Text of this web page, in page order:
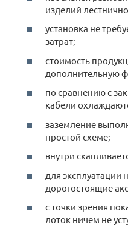
изделий
установка не
затрат;
стоимость
дополнительную
по сравнению с
кабели
заземление
простой схеме;
внутри
для эксплуатации
дорогостоящие
с точки зрения
лоток ничем не